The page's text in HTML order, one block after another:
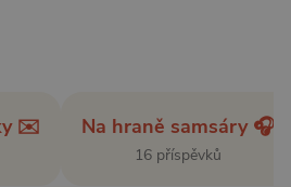
✉️ Na hraně samsáry 🎧
16 příspěvků